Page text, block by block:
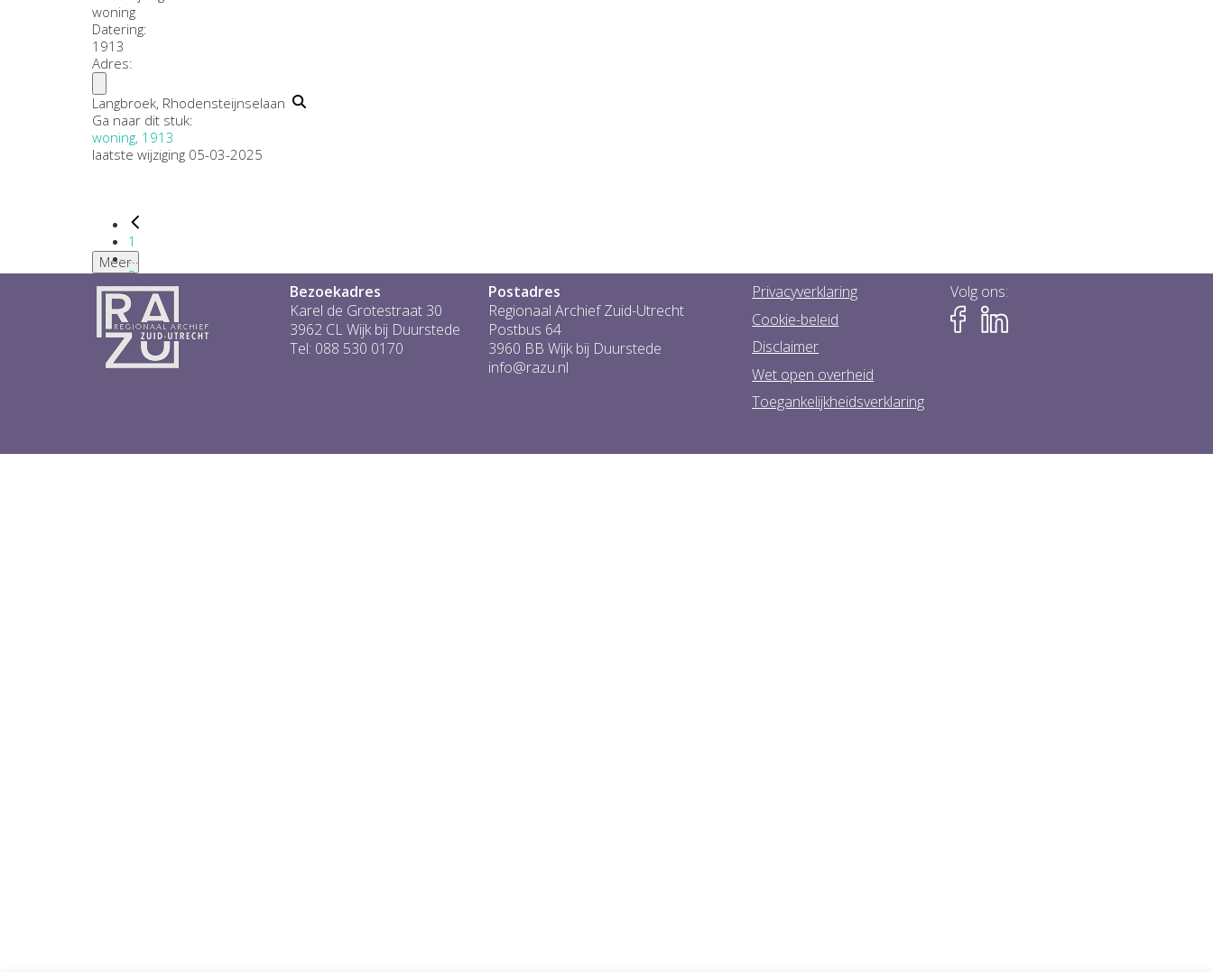
woning
Datering:
1913
Adres:
Langbroek, Rhodensteijnselaan
Ga naar dit stuk:
woning, 1913
laatste wijziging 05-03-2025
1
...
2
3
4
5
6
...
Meer
Bezoekadres
Karel de Grotestraat 30
3962 CL Wijk bij Duurstede
Tel: 088 530 0170
Postadres
Regionaal Archief Zuid-Utrecht
Postbus 64
3960 BB Wijk bij Duurstede
info@razu.nl
Privacyverklaring
Cookie-beleid
Disclaimer
Wet open overheid
Toegankelijkheidsverklaring
Volg ons: